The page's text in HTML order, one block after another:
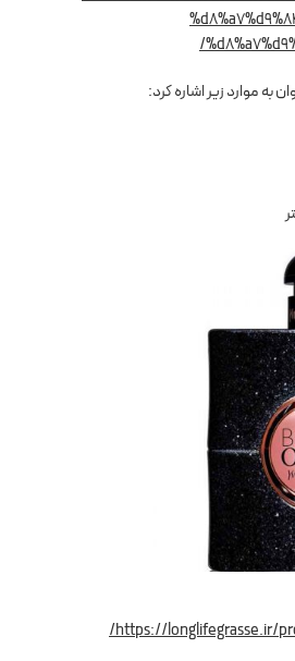
موارد زیر اشاره کرد:
https://longlifegrasse.ir/